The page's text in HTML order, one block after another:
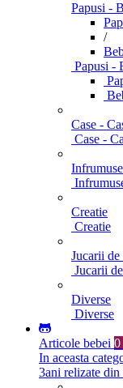
Papusi -
/
Papusi -
Case -
Case -
Creatie
Creatie
Jucarii de
Jucarii
Diverse
Diverse
Articole bebei 0
In aceasta
3ani relizate